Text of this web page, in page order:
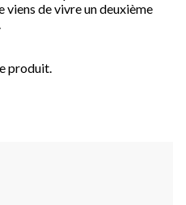
viens de vivre un deuxième
produit.